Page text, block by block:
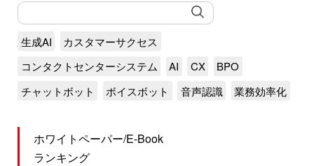
生成AI
カスタマーサクセス
コンタクトセンターシステム
AI CX
BPO
チャットボット
ボイスボット 音声認識 業務効率化
ホワイトペーパー/E-Book
ランキング